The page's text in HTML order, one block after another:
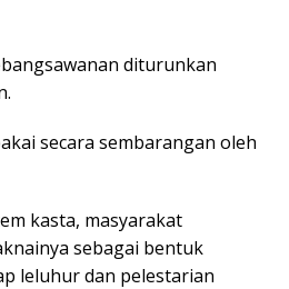
diturunkan
secara sembarangan oleh
kasta, masyarakat
sebagai bentuk
leluhur dan pelestarian